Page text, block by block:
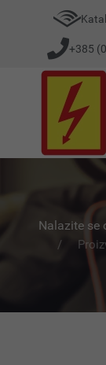
+385
Nalazite se